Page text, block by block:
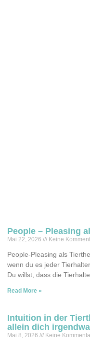
People – Pleasing
Mai 22, 2026 Keine
People-Pleasing als
wenn du es jeder
Du willst, dass die
Read More »
Intuition in der
allein dich
Mai 8, 2026 Keine